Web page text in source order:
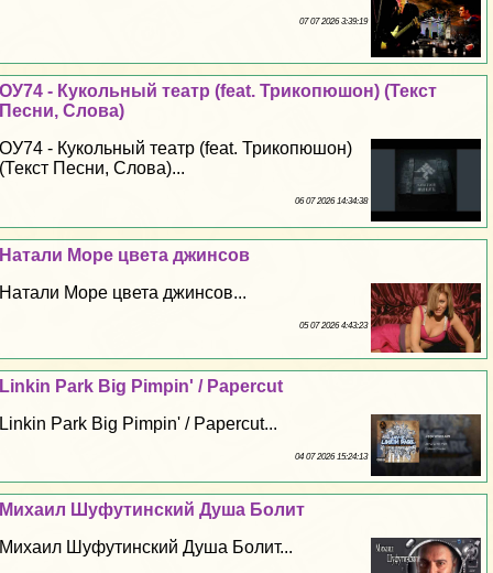
07 07 2026 3:39:19
ОУ74 - Кукольный театр (feat. Трикопюшон) (Текст
Песни, Слова)
ОУ74 - Кукольный театр (feat. Трикопюшон)
(Текст Песни, Слова)...
06 07 2026 14:34:38
Натали Море цвета джинсов
Натали Море цвета джинсов...
05 07 2026 4:43:23
Linkin Park Big Pimpin' / Papercut
Linkin Park Big Pimpin' / Papercut...
04 07 2026 15:24:13
Михаил Шуфутинский Душа Болит
Михаил Шуфутинский Душа Болит...